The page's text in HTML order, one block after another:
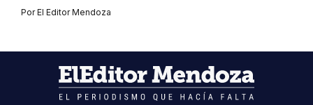
PorEl Editor Mendoza